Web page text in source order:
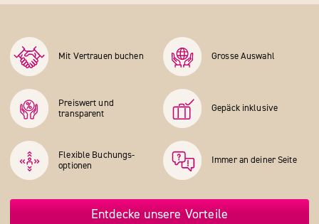
Mit Vertrauen buchen Grosse Auswahl
Preiswert und
transparent
Gepäck inklusive
Flexible Buchungs­
optionen
Immer an deiner Seite
Entdecke unsere Vorteile